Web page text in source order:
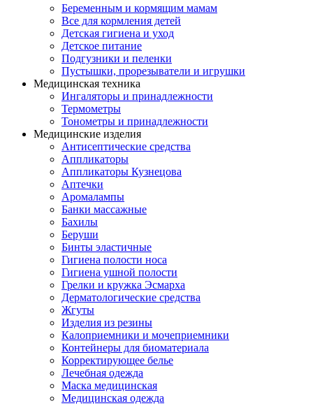
Беременным и кормящим мамам
Все для кормления детей
Детская гигиена и уход
Детское питание
Подгузники и пеленки
Пустышки, прорезыватели и игрушки
Медицинская техника
Ингаляторы и принадлежности
Термометры
Тонометры и принадлежности
Медицинские изделия
Антисептические средства
Аппликаторы
Аппликаторы Кузнецова
Аптечки
Аромалампы
Банки массажные
Бахилы
Беруши
Бинты эластичные
Гигиена полости носа
Гигиена ушной полости
Грелки и кружка Эсмарха
Дерматологические средства
Жгуты
Изделия из резины
Калоприемники и мочеприемники
Контейнеры для биоматериала
Корректирующее белье
Лечебная одежда
Маска медицинская
Медицинская одежда